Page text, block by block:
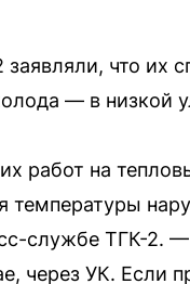
что их
— в низкой
работ на
температуры
службе ТГК-2.
через УК. Если